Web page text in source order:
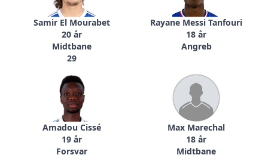
Samir El Mourabet
20 år
Midtbane
29
Rayane Messi Tanfouri
18 år
Angreb
Amadou Cissé
19 år
Forsvar
Max Marechal
18 år
Midtbane